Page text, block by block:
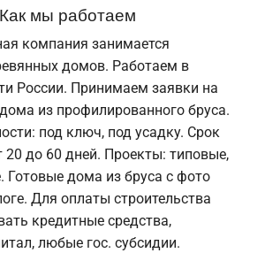
Как мы работаем
компания занимается
домов. Работаем в
России. Принимаем заявки на
из профилированного бруса.
под ключ, под усадку. Срок
20 до 60 дней. Проекты: типовые,
Готовые дома из бруса с фото
Для оплаты строительства
кредитные средства,
любые гос. субсидии.